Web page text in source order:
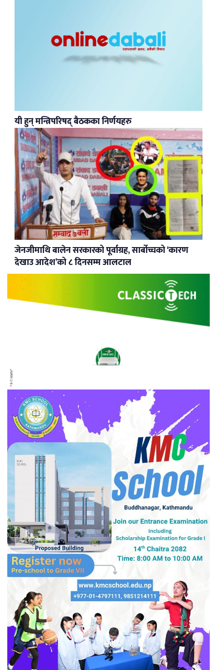
यी हुन् मन्त्रिपरिषद् बैठकका निर्णयहरु
जेनजीमाथि बालेन सरकारको पूर्वाग्रह, सार्बोच्चको ‘कारण
देखाउ आदेश’को ८ दिनसम्म आलटाल